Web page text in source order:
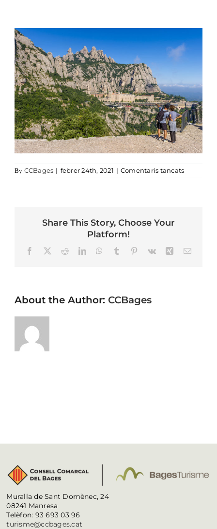
By CCBages | febrer 24th, 2021 | Comentaris tancatsa
Share This Story, Choose Your
Platform!
FacebookRedditLinkedInWhatsApp
TumblrPinterest
Vk XingEmail
About the Author: CCBages
Muralla de Sant Domènec, 24
08241 Manresa
Telèfon: 93 693 03 96
turisme@ccbages.cat